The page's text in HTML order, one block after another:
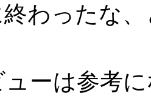
わったな
ューは参考